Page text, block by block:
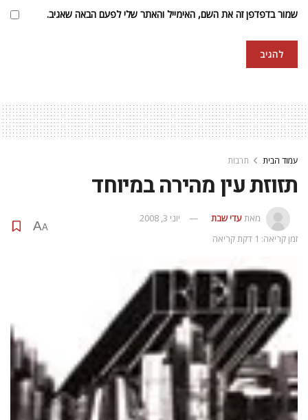
שמור בדפדפן זה את השם, האימייל והאתר שלי לפעם הבאה שאגיב.
עמוד הבית תרבות
תזוזת עין מהירה במיוחד
מאתעדי שבת
יוני 3, 2008
זמן קריאה: 1 דקת קריאה
A
A